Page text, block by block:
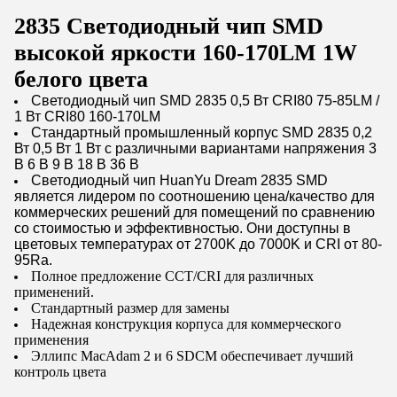
2835 Светодиодный чип SMD
высокой яркости 160-170LM 1W
белого цвета
Светодиодный чип SMD 2835 0,5 Вт CRI80 75-85LM /
1 Вт CRI80 160-170LM
Стандартный промышленный корпус SMD 2835 0,2
Вт 0,5 Вт 1 Вт с различными вариантами напряжения 3
В 6 В 9 В 18 В 36 В
Светодиодный чип HuanYu Dream 2835 SMD
является лидером по соотношению цена/качество для
коммерческих решений для помещений по сравнению
со стоимостью и эффективностью. Они доступны в
цветовых температурах от 2700K до 7000K и CRI от 80-
95Ra.
Полное предложение CCT/CRI для различных
применений.
Стандартный размер для замены
Надежная конструкция корпуса для коммерческого
применения
Эллипс MacAdam 2 и 6 SDCM обеспечивает лучший
контроль цвета